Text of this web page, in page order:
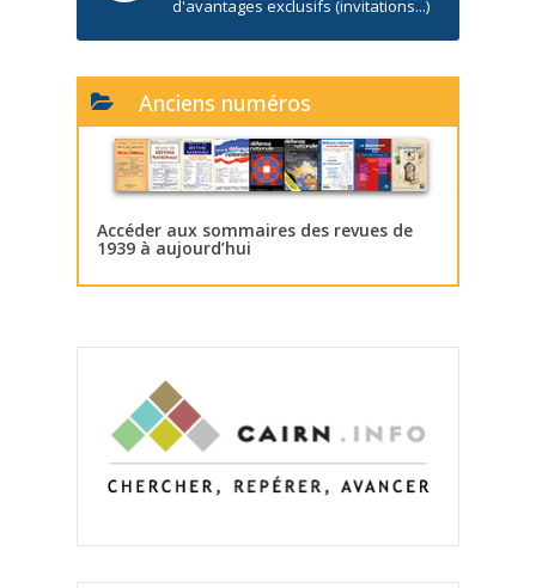
d'avantages exclusifs (invitations...)
Anciens numéros
Accéder aux sommaires des revues de
1939 à aujourd’hui